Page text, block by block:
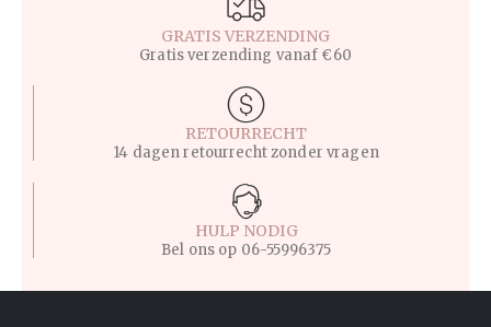
GRATIS VERZENDING
Gratis verzending vanaf €60
RETOURRECHT
14 dagen retourrecht zonder vragen
HULP NODIG
Bel ons op 06-55996375